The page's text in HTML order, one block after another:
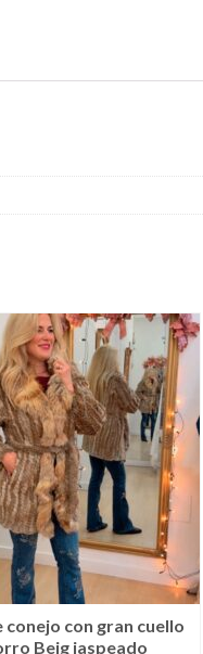
conejo con gran cuello
Beig jaspeado